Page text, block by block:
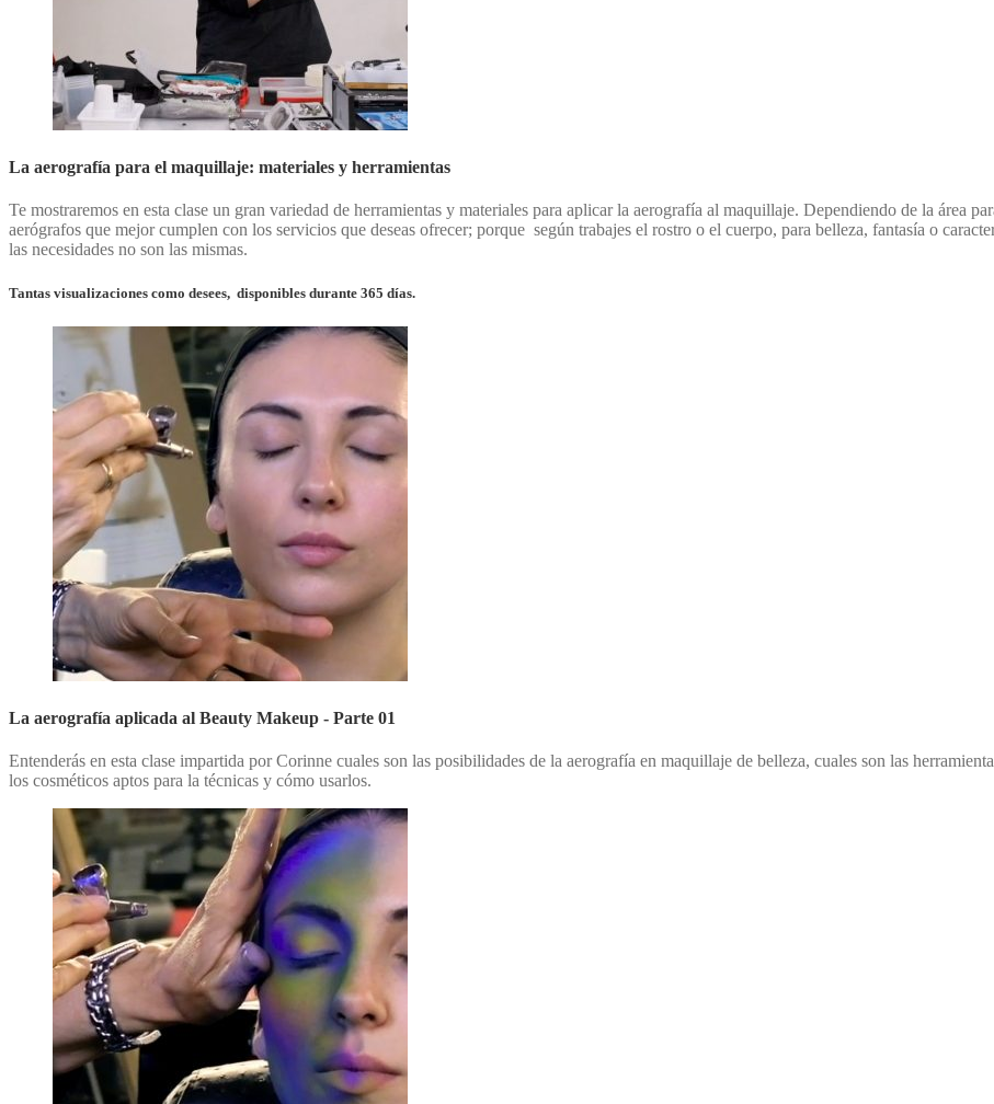
La aerografía para el maquillaje: materiales y herramientas
Te mostraremos en esta clase un gran variedad de herramientas y materiales para aplicar la aerografía al maquillaje. Dependiendo de la área
aerógrafos que mejor cumplen con los servicios que deseas ofrecer; porque según trabajes el rostro o el cuerpo, para belleza, fantasía o
las necesidades no son las mismas.
Tantas visualizaciones como desees, disponibles durante 365 días.
La aerografía aplicada al Beauty Makeup - Parte 01
Entenderás en esta clase impartida por Corinne cuales son las posibilidades de la aerografía en maquillaje de belleza, cuales son las
los cosméticos aptos para la técnicas y cómo usarlos.